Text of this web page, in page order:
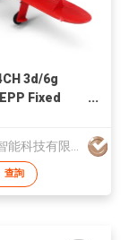
3d/6g
Fixed
查詢